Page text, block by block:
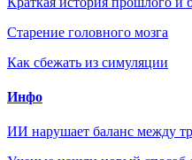
Старение головного мозга
Как сбежать из симуляции
Инфо
ИИ нарушает баланс между